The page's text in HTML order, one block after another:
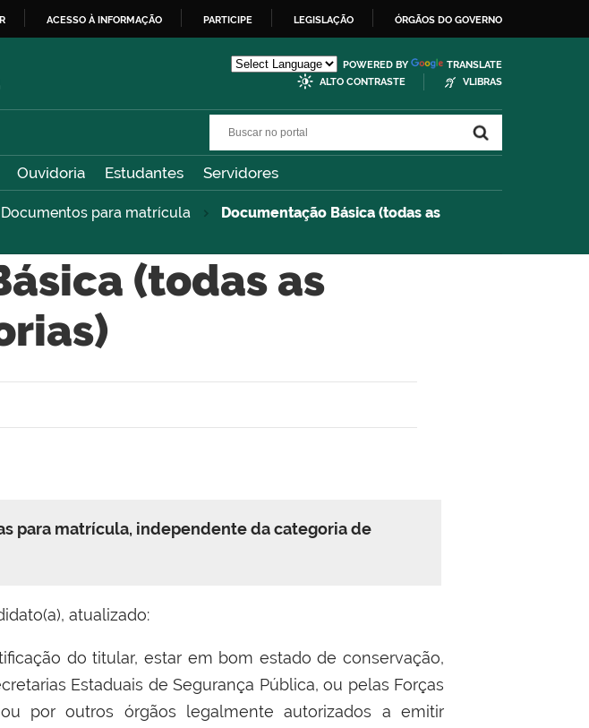
ACESSO À INFORMAÇÃO PARTICIPE LEGISLAÇÃO ÓRGÃOS DO GOVERNO
POWERED BY
TRANSLATE
ALTO CONTRASTE
VLIBRAS
Ouvidoria Estudantes Servidores
Documentos para matrícula
Documentação Básica (todas as
(todas as
para matrícula, independente da categoria de
atualizado:
do titular, estar em bom estado de conservação,
Estaduais de Segurança Pública, ou pelas Forças
por outros órgãos legalmente autorizados a emitir